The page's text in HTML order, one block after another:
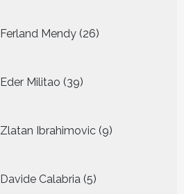
Ferland Mendy 26
producten
Eder Militao 39
producten
Zlatan Ibrahimovic 9
producten
Davide Calabria 5
producten